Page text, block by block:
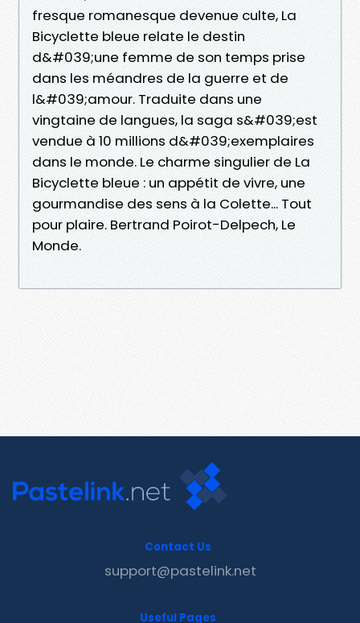
fresque romanesque devenue culte, La
Bicyclette bleue relate le destin
d&#039;une femme de son temps prise
dans les méandres de la guerre et de
l&#039;amour. Traduite dans une
vingtaine de langues, la saga s&#039;est
vendue à 10 millions d&#039;exemplaires
dans le monde. Le charme singulier de La
Bicyclette bleue : un appétit de vivre, une
gourmandise des sens à la Colette... Tout
pour plaire. Bertrand Poirot-Delpech, Le
Monde.
Contact Us
support@pastelink.net
Useful Pages